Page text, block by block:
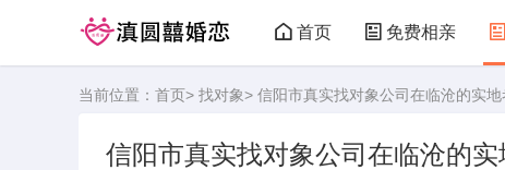
首页 免费相亲
当前位置： 首页> 找对象> 信阳市真实找对象公司在临沧的实地
信阳市真实找对象公司在临沧的实